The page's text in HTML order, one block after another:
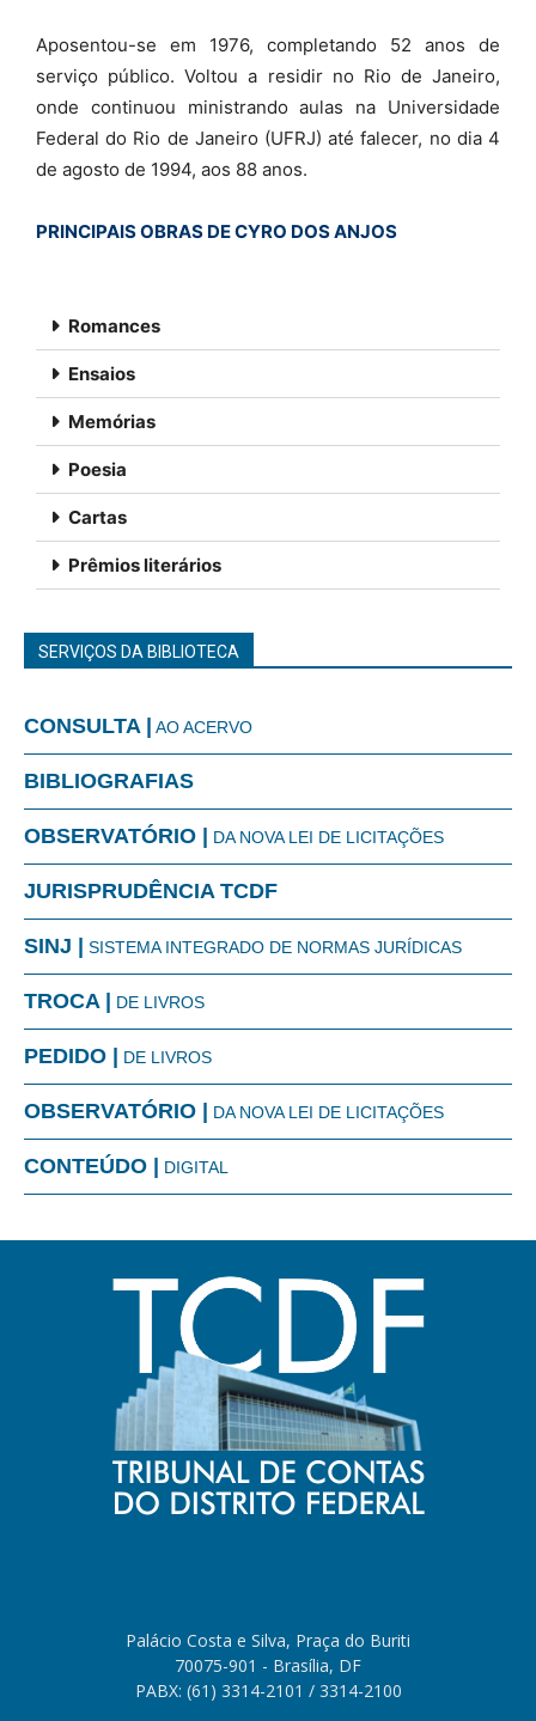
Aposentou-se em 1976, completando 52 anos de
serviço público. Voltou a residir no Rio de Janeiro,
onde continuou ministrando aulas na Universidade
Federal do Rio de Janeiro (UFRJ) até falecer, no dia 4
de agosto de 1994, aos 88 anos.
PRINCIPAIS OBRAS DE CYRO DOS ANJOS
Romances
Ensaios
Memórias
Poesia
Cartas
Prêmios literários
SERVIÇOS DA BIBLIOTECA
CONSULTA | AO ACERVO
BIBLIOGRAFIAS
OBSERVATÓRIO | DA NOVA LEI DE LICITAÇÕES
JURISPRUDÊNCIA TCDF
SINJ | SISTEMA INTEGRADO DE NORMAS JURÍDICAS
TROCA | DE LIVROS
PEDIDO | DE LIVROS
OBSERVATÓRIO | DA NOVA LEI DE LICITAÇÕES
CONTEÚDO | DIGITAL
Palácio Costa e Silva, Praça do Buriti
70075-901 - Brasília, DF
PABX: (61) 3314-2101 / 3314-2100